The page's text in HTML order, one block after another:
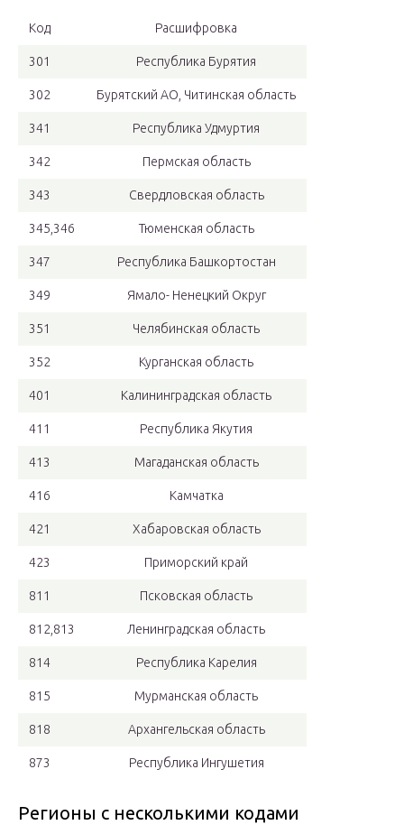
Код Расшифровка
301 Республика Бурятия
302 Бурятский АО, Читинская область
341 Республика Удмуртия
342 Пермская область
343 Свердловская область
345,346 Тюменская область
347 Республика Башкортостан
349 Ямало- Ненецкий Округ
351 Челябинская область
352 Курганская область
401 Калининградская область
411 Республика Якутия
413 Магаданская область
416 Камчатка
421 Хабаровская область
423 Приморский край
811 Псковская область
812,813 Ленинградская область
814 Республика Карелия
815 Мурманская область
818 Архангельская область
873 Республика Ингушетия
Регионы с несколькими кодами